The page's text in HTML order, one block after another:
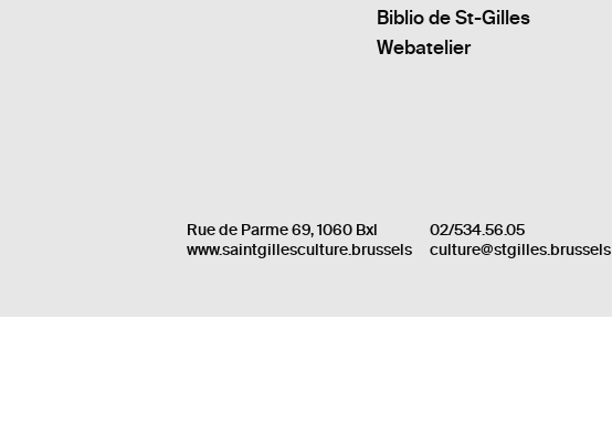
Biblio de St-Gilles
Webatelier
Rue de Parme 69, 1060 Bxl
www.saintgillesculture.brussels
02/534.56.05
culture@stgilles.brussels